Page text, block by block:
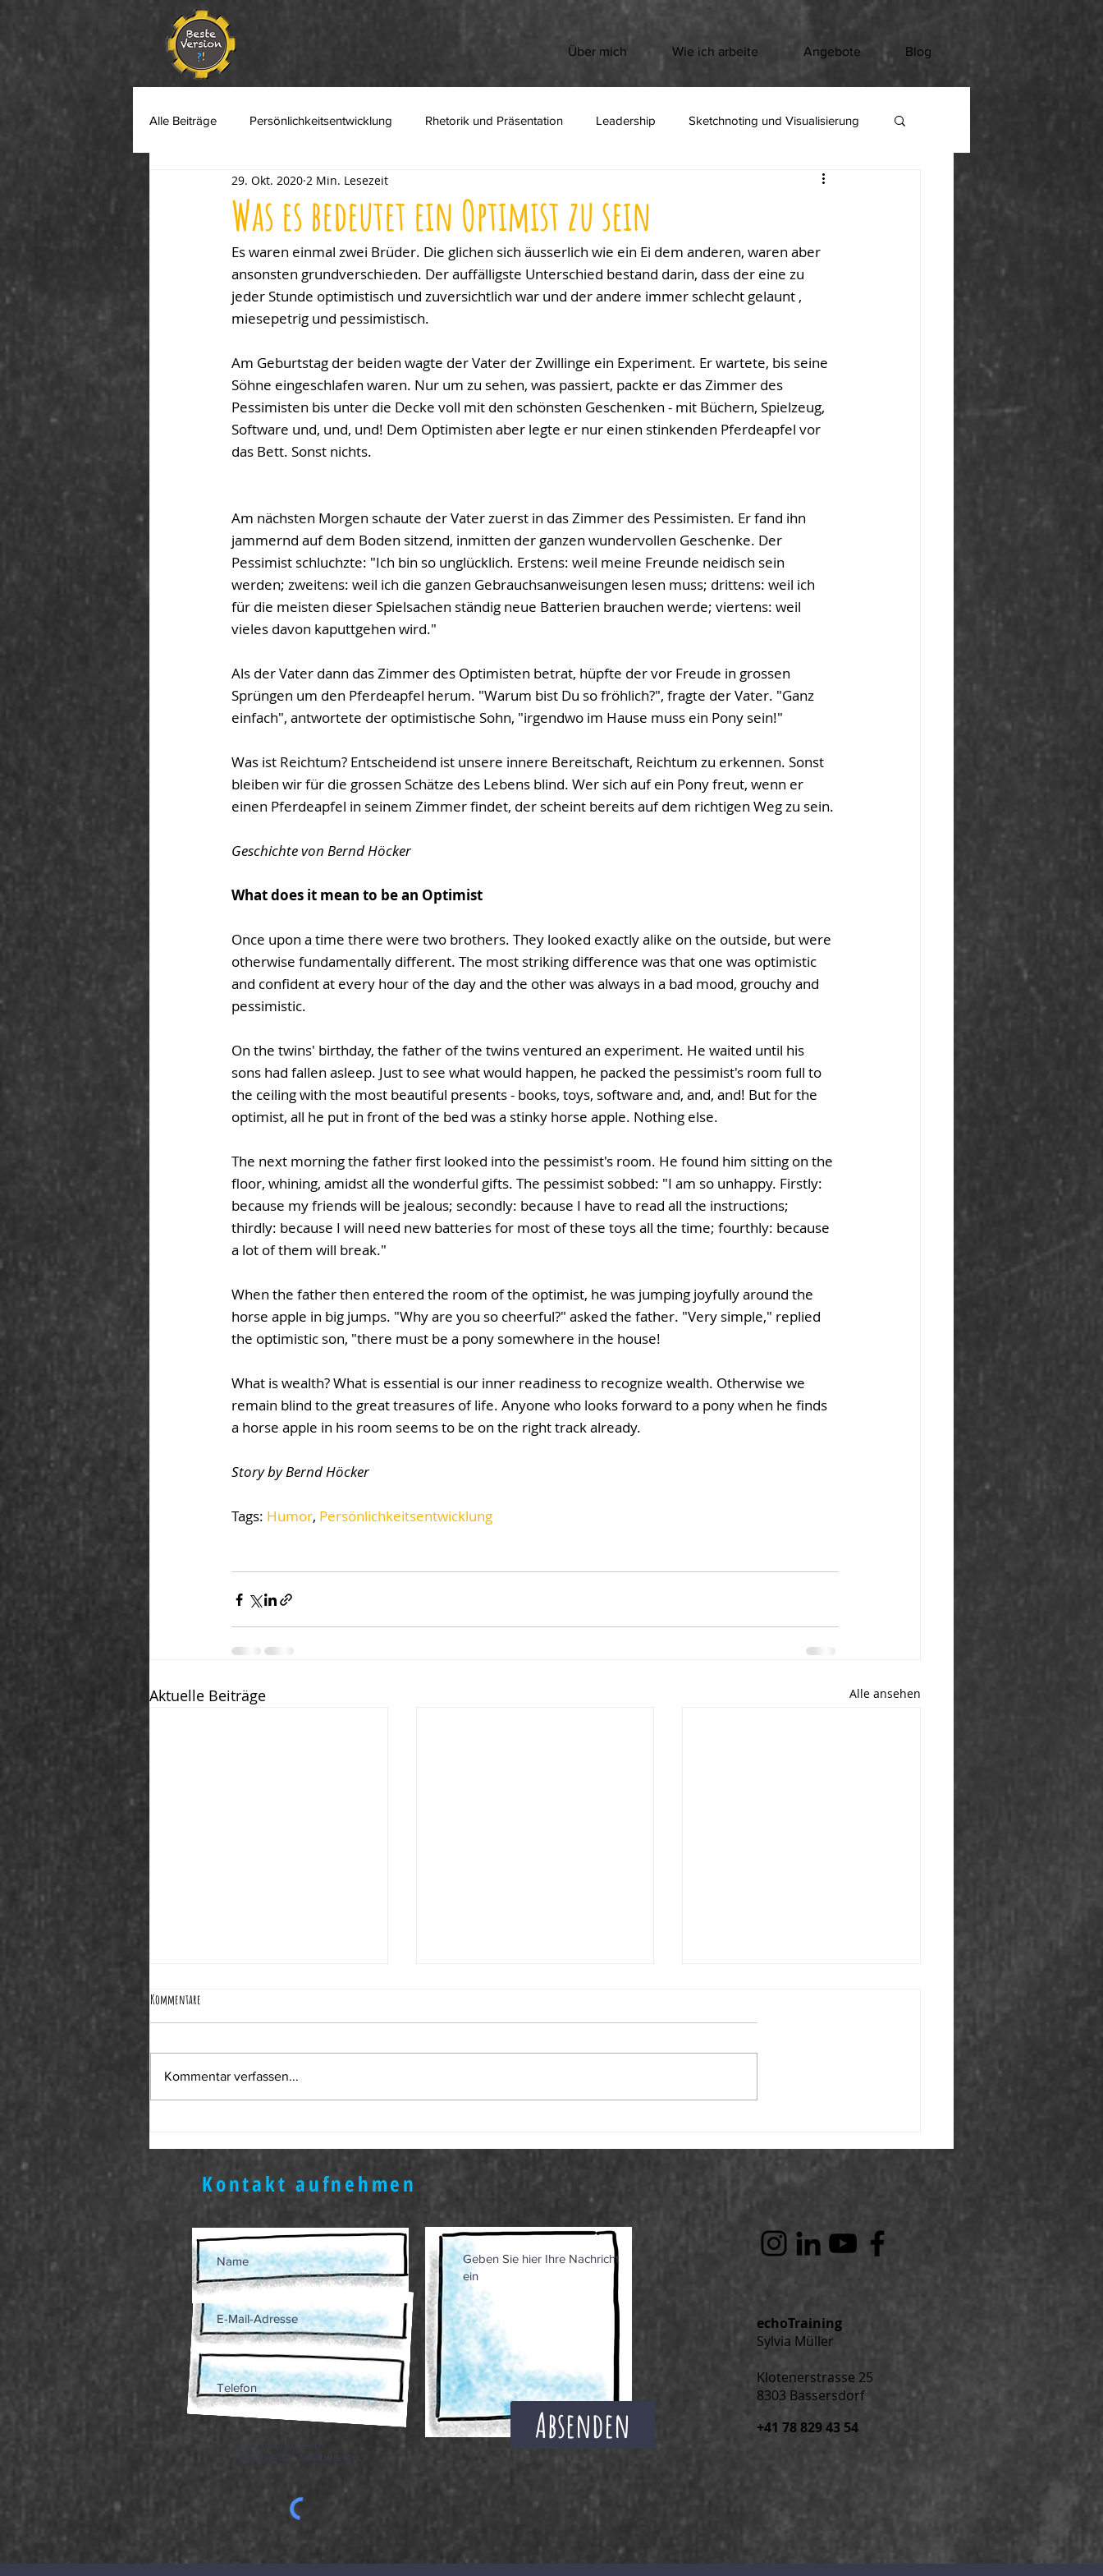
Über mich Wie ich arbeite Angebote Blog
Alle Beiträge Persönlichkeitsentwicklung Rhetorik und Präsentation Leadership Sketchnoting und Visualisierung
optimismus selbstbewusst
Was es bedeutet ein Optimist zu sein
29. Okt. 2020 2 Min. Lesezeit
Es waren einmal zwei Brüder. Die glichen sich äusserlich wie ein Ei dem anderen, waren aber
ansonsten grundverschieden. Der auffälligste Unterschied bestand darin, dass der eine zu
jeder Stunde optimistisch und zuversichtlich war und der andere immer schlecht gelaunt ,
miesepetrig und pessimistisch.
Am Geburtstag der beiden wagte der Vater der Zwillinge ein Experiment. Er wartete, bis seine
Söhne eingeschlafen waren. Nur um zu sehen, was passiert, packte er das Zimmer des
Pessimisten bis unter die Decke voll mit den schönsten Geschenken - mit Büchern, Spielzeug,
Software und, und, und! Dem Optimisten aber legte er nur einen stinkenden Pferdeapfel vor
das Bett. Sonst nichts.
Am nächsten Morgen schaute der Vater zuerst in das Zimmer des Pessimisten. Er fand ihn
jammernd auf dem Boden sitzend, inmitten der ganzen wundervollen Geschenke. Der
Pessimist schluchzte: "Ich bin so unglücklich. Erstens: weil meine Freunde neidisch sein
werden; zweitens: weil ich die ganzen Gebrauchsanweisungen lesen muss; drittens: weil ich
für die meisten dieser Spielsachen ständig neue Batterien brauchen werde; viertens: weil
vieles davon kaputtgehen wird."
Als der Vater dann das Zimmer des Optimisten betrat, hüpfte der vor Freude in grossen
Sprüngen um den Pferdeapfel herum. "Warum bist Du so fröhlich?", fragte der Vater. "Ganz
einfach", antwortete der optimistische Sohn, "irgendwo im Hause muss ein Pony sein!"
Was ist Reichtum? Entscheidend ist unsere innere Bereitschaft, Reichtum zu erkennen. Sonst
bleiben wir für die grossen Schätze des Lebens blind. Wer sich auf ein Pony freut, wenn er
einen Pferdeapfel in seinem Zimmer findet, der scheint bereits auf dem richtigen Weg zu sein.
Geschichte von Bernd Höcker
What does it mean to be an Optimist
Once upon a time there were two brothers. They looked exactly alike on the outside, but were
otherwise fundamentally different. The most striking difference was that one was optimistic
and confident at every hour of the day and the other was always in a bad mood, grouchy and
pessimistic.
On the twins' birthday, the father of the twins ventured an experiment. He waited until his
sons had fallen asleep. Just to see what would happen, he packed the pessimist's room full to
the ceiling with the most beautiful presents - books, toys, software and, and, and! But for the
optimist, all he put in front of the bed was a stinky horse apple. Nothing else.
The next morning the father first looked into the pessimist's room. He found him sitting on the
floor, whining, amidst all the wonderful gifts. The pessimist sobbed: "I am so unhappy. Firstly:
because my friends will be jealous; secondly: because I have to read all the instructions;
thirdly: because I will need new batteries for most of these toys all the time; fourthly: because
a lot of them will break."
When the father then entered the room of the optimist, he was jumping joyfully around the
horse apple in big jumps. "Why are you so cheerful?" asked the father. "Very simple," replied
the optimistic son, "there must be a pony somewhere in the house!
What is wealth? What is essential is our inner readiness to recognize wealth. Otherwise we
remain blind to the great treasures of life. Anyone who looks forward to a pony when he finds
a horse apple in his room seems to be on the right track already.
Story by Bernd Höcker
Tags: Humor, Persönlichkeitsentwicklung
Aktuelle Beiträge Alle ansehen
Kommentare
Kommentar verfassen...
Kontakt aufnehmen
Ich möchte den
Newsletter abonnieren.
Absenden
echoTraining
Sylvia Müller
Klotenerstrasse 25
8303 Bassersdorf
+41 78 829 43 54